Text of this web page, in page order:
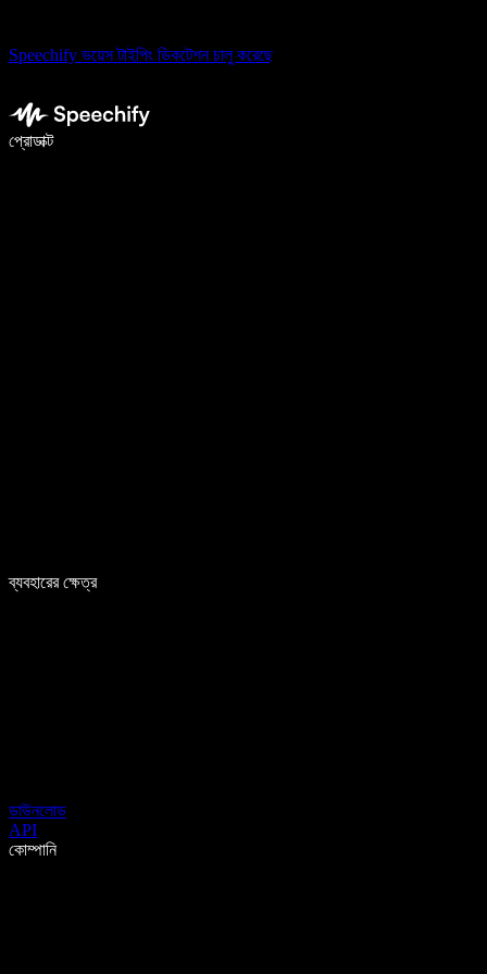
Speechify ভয়েস টাইপিং ডিকটেশন চালু করেছে
প্রোডাক্ট
ভয়েস টাইপিং দিয়ে ৫ গুণ দ্রুত লিখুন
ব্যবহারের ক্ষেত্র
ডাউনলোড
API
কোম্পানি